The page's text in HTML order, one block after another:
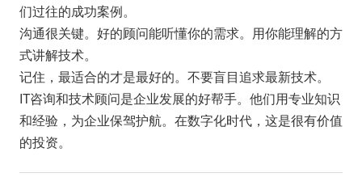
们过往的成功案例。
沟通很关键。好的顾问能听懂你的需求。用你能理解的方
式讲解技术。
记住，最适合的才是最好的。不要盲目追求最新技术。
IT咨询和技术顾问是企业发展的好帮手。他们用专业知识
和经验，为企业保驾护航。在数字化时代，这是很有价值
的投资。